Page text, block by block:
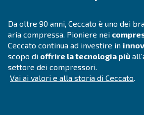
APPLICAZIONI
Applicazioni
Vai alle applicazioni dell'aria